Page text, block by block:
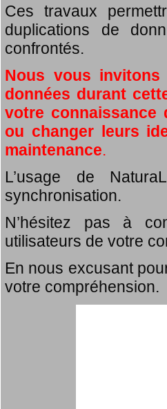
Ces travaux
duplications de
confrontés.
Nous vous
données durant
votre connaissance
ou changer leurs
maintenance.
L’usage de
synchronisation.
N’hésitez pas à
utilisateurs de votre
En nous excusant
votre compréhension.